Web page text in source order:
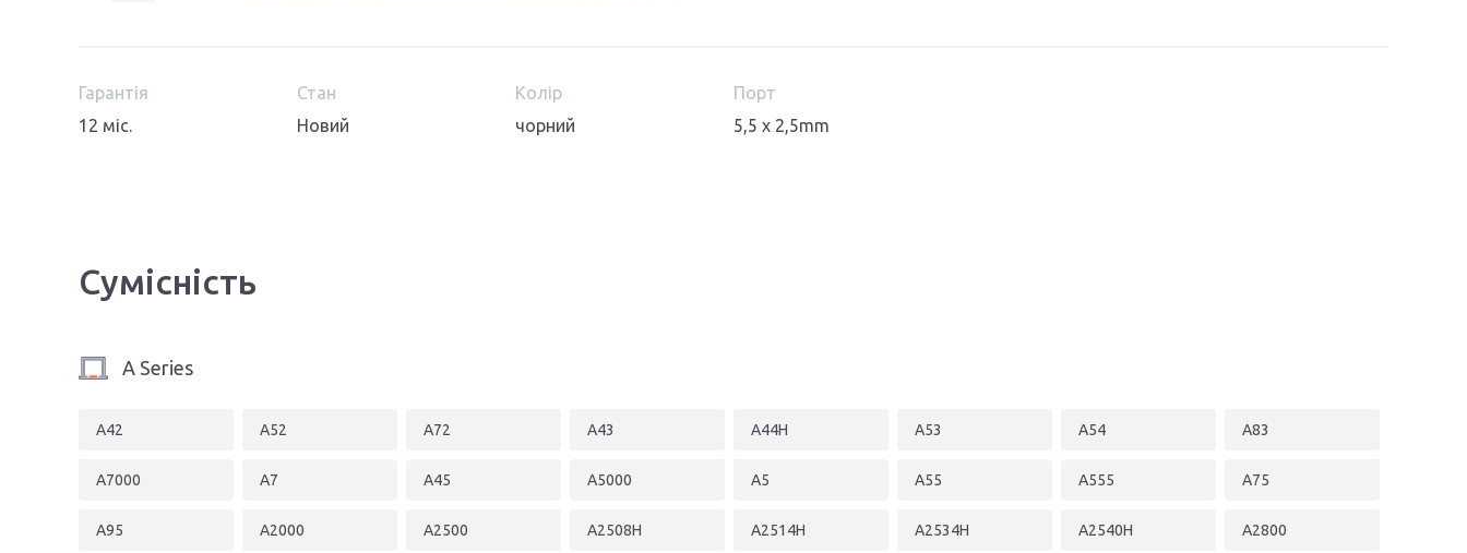
Гарантія
12 міс.
Стан
Новий
Колір
чорний
Порт
5,5 x 2,5mm
Сумісність
A Series
A42 A52 A72 A43 A44H A53 A54 A83
A7000 A7 A45 A5000 A5 A55 A555 A75
A95 A2000 A2500 A2508H A2514H A2534H A2540H A2800